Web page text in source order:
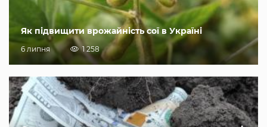
Як підвищити врожайність сої в Україні
6 липня 1 258